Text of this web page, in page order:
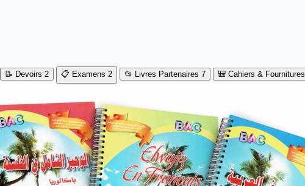
📝 Devoirs 2 📋 Examens 2 📂 Livres Partenaires 7 🎒 Cahiers & Fournitures